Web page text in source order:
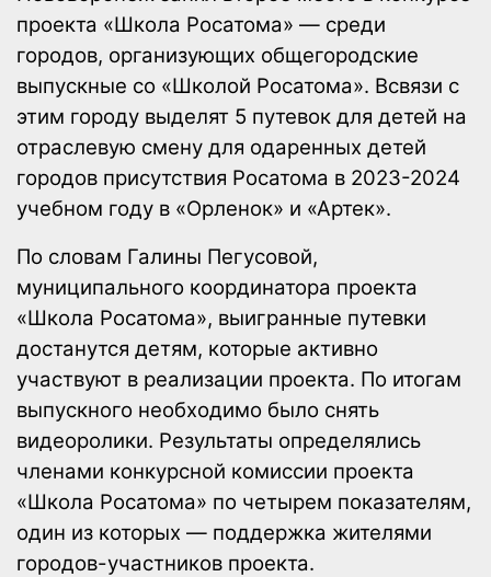
проекта «Школа Росатома» — среди
городов, организующих общегородские
выпускные со «Школой Росатома». Всвязи с
этим городу выделят 5 путевок для детей на
отраслевую смену для одаренных детей
городов присутствия Росатома в 2023-2024
учебном году в «Орленок» и «Артек».
По словам Галины Пегусовой,
муниципального координатора проекта
«Школа Росатома», выигранные путевки
достанутся детям, которые активно
участвуют в реализации проекта. По итогам
выпускного необходимо было снять
видеоролики. Результаты определялись
членами конкурсной комиссии проекта
«Школа Росатома» по четырем показателям,
один из которых — поддержка жителями
городов-участников проекта.